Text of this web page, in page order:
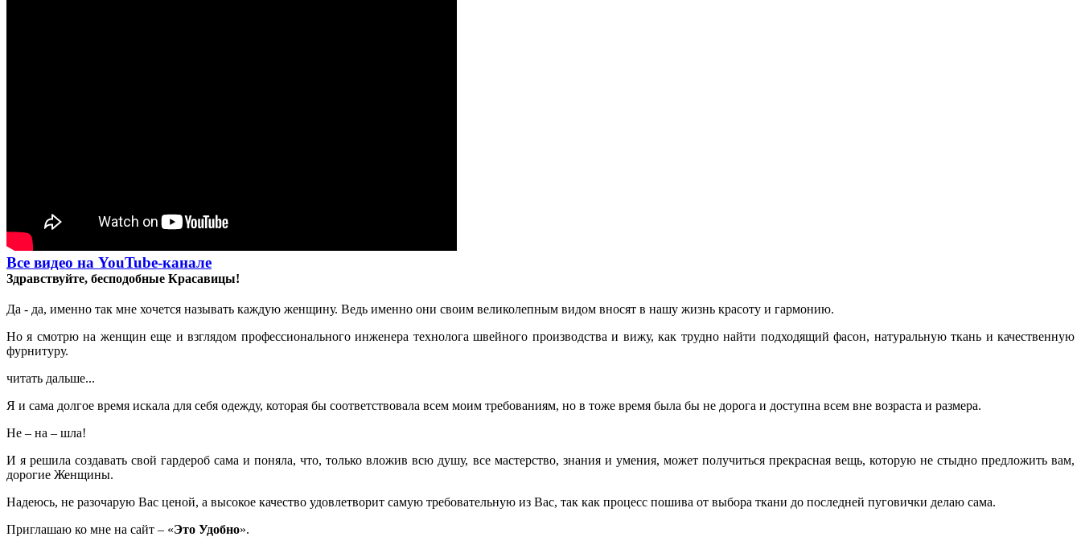
Все видео на YouTube-канале
Здравствуйте, бесподобные Красавицы!
Да - да, именно так мне хочется называть каждую женщину. Ведь именно они своим великолепным видом вносят в нашу жизнь красоту и гармонию.
Но я смотрю на женщин еще и взглядом профессионального инженера технолога швейного производства и вижу, как трудно найти подходящий фасон, натуральную ткань и качественную
фурнитуру.
читать дальше...
Я и сама долгое время искала для себя одежду, которая бы соответствовала всем моим требованиям, но в тоже время была бы не дорога и доступна всем вне возраста и размера.
Не – на – шла!
И я решила создавать свой гардероб сама и поняла, что, только вложив всю душу, все мастерство, знания и умения, может получиться прекрасная вещь, которую не стыдно предложить вам,
дорогие Женщины.
Надеюсь, не разочарую Вас ценой, а высокое качество удовлетворит самую требовательную из Вас, так как процесс пошива от выбора ткани до последней пуговички делаю сама.
Приглашаю ко мне на сайт – «Это Удобно».